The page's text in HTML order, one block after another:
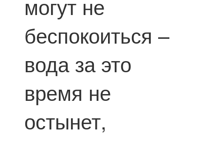
могут не
беспокоиться –
вода за это
время не
остынет,